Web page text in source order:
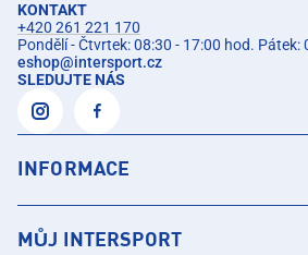
KONTAKT
+420 261 221 170
Pondělí - Čtvrtek: 08:30 - 17:00 hod. Pátek:
eshop@intersport.cz
SLEDUJTE NÁS
INFORMACE
MŮJ INTERSPORT